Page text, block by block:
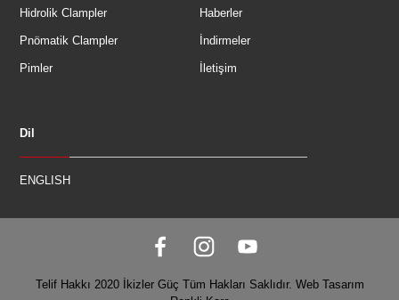
Hidrolik Clampler
Pnömatik Clampler
Pimler
Haberler
İndirmeler
İletişim
Dil
ENGLISH
Telif Hakkı 2020 İkizler Güç Tüm Hakları Saklıdır. Web Tasarım